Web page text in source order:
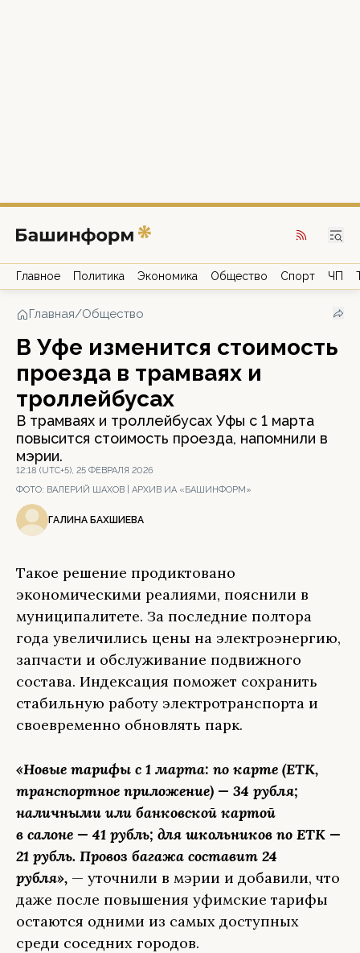
Главное Политика Экономика Общество Спорт ЧП
Главная/Общество
В Уфе изменится стоимость
проезда в трамваях и
троллейбусах
В трамваях и троллейбусах Уфы с 1 марта
повысится стоимость проезда, напомнили в
мэрии.
12:18 (UTC+5), 25 ФЕВРАЛЯ 2026
ФОТО: ВАЛЕРИЙ ШАХОВ | АРХИВ ИА «БАШИНФОРМ»
ГАЛИНА БАХШИЕВА
Такое решение продиктовано
экономическими реалиями, пояснили в
муниципалитете. За последние полтора
года увеличились цены на электроэнергию,
запчасти и обслуживание подвижного
состава. Индексация поможет сохранить
стабильную работу электротранспорта и
своевременно обновлять парк.
«Новые тарифы с 1 марта: по карте (ЕТК,
транспортное приложение) — 34 рубля;
наличными или банковской картой
в салоне — 41 рубль; для школьников по ЕТК —
21 рубль. Провоз багажа составит 24
рубля», — уточнили в мэрии и добавили, что
даже после повышения уфимские тарифы
остаются одними из самых доступных
среди соседних городов.